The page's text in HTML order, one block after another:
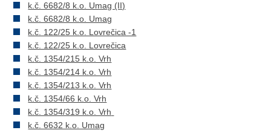
k.č. 6682/8 k.o. Umag (II)
k.č. 6682/8 k.o. Umag
k.č. 122/25 k.o. Lovrečica -1
k.č. 122/25 k.o. Lovrečica
k.č. 1354/215 k.o. Vrh
k.č. 1354/214 k.o. Vrh
k.č. 1354/213 k.o. Vrh
k.č. 1354/66 k.o. Vrh
k.č. 1354/319 k.o. Vrh
k.č. 6632 k.o. Umag